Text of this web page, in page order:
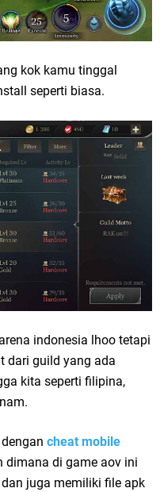
kok kamu tinggal
seperti biasa.
indonesia lhoo tetapi
dari guild yang ada
kita seperti filipina,
cheat mobile
dimana di game aov ini
juga memiliki file apk